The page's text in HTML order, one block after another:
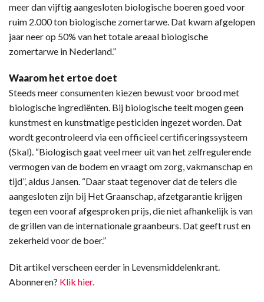
meer dan vijftig aangesloten biologische boeren goed voor
ruim 2.000 ton biologische zomertarwe. Dat kwam afgelopen
jaar neer op 50% van het totale areaal biologische
zomertarwe in Nederland.”
Waarom het ertoe doet
Steeds meer consumenten kiezen bewust voor brood met
biologische ingrediënten. Bij biologische teelt mogen geen
kunstmest en kunstmatige pesticiden ingezet worden. Dat
wordt gecontroleerd via een officieel certificeringssysteem
(Skal). “Biologisch gaat veel meer uit van het zelfregulerende
vermogen van de bodem en vraagt om zorg, vakmanschap en
tijd”, aldus Jansen. “Daar staat tegenover dat de telers die
aangesloten zijn bij Het Graanschap, afzetgarantie krijgen
tegen een vooraf afgesproken prijs, die niet afhankelijk is van
de grillen van de internationale graanbeurs. Dat geeft rust en
zekerheid voor de boer.”
Dit artikel verscheen eerder in Levensmiddelenkrant.
Abonneren? Klik hier.